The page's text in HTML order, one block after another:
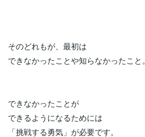
そのどれもが、最初は
できなかったことや知らなかったこと。
できなかったことが
できるようになるためには
「挑戦する勇気」が必要です。